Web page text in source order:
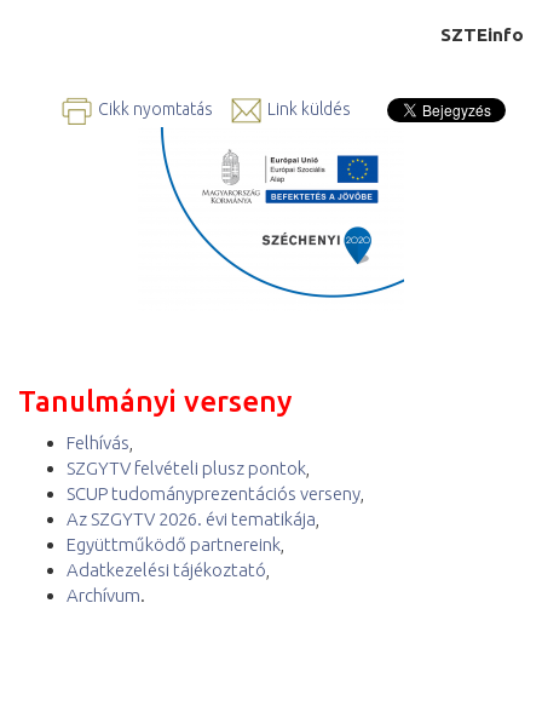
SZTEinfo
Cikk nyomtatás Link küldés
Tanulmányi verseny
Felhívás
SZGYTV felvételi plusz pontok
SCUP tudományprezentációs verseny
Az SZGYTV 2026. évi tematikája
Együttműködő partnereink
Adatkezelési tájékoztató
Archívum.